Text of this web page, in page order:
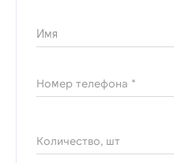
Имя
Номер телефона *
Количество, шт